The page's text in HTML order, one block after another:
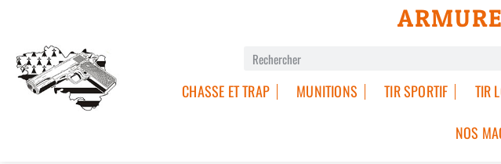
CHASSE ET TRAP MUNITIONS TIR SPORTIF TIR
NOS